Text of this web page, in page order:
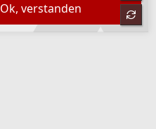
Ok, verstanden